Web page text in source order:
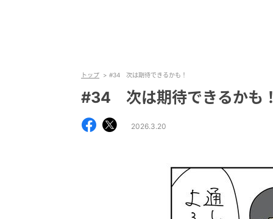
トップ #34 次は期待できるかも！
#34 次は期待できるかも
2026.3.20